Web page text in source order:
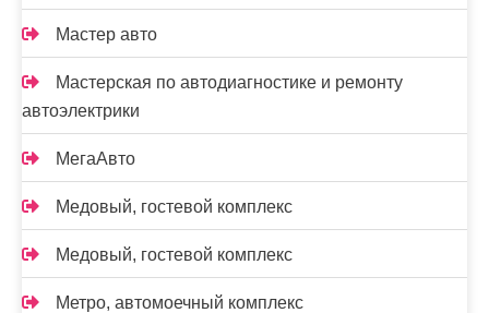
Мастер авто
Мастерская по автодиагностике и ремонту
автоэлектрики
МегаАвто
Медовый, гостевой комплекс
Медовый, гостевой комплекс
Метро, автомоечный комплекс